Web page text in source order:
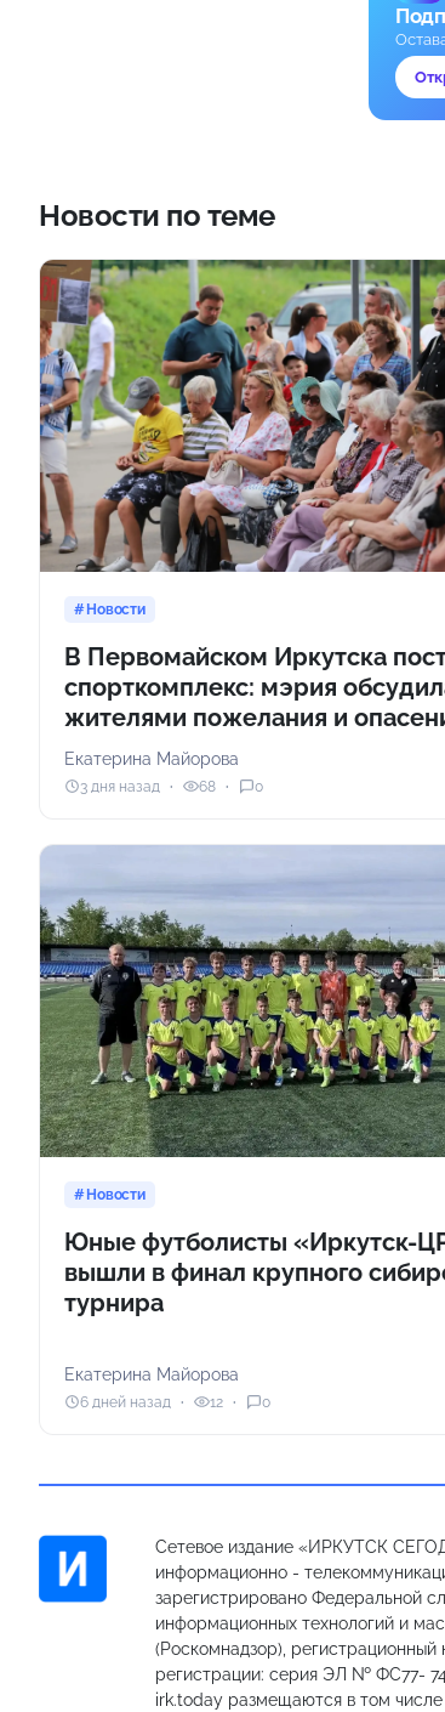
Новости по теме
Новости
В Первомайском Иркутска
спорткомплекс: мэрия
жителями пожелания и
Екатерина Майорова
3 дня назад 68 0
Новости
Юные футболисты «Иркутск-
вышли в финал крупного
турнира
Екатерина Майорова
6 дней назад 12 0
Сетевое издание «ИРКУТСК
информационно -
зарегистрировано Федеральной
информационных технологий и
(Роскомнадзор),
регистрации: серия ЭЛ № ФС77-
irk.today размещаются в том